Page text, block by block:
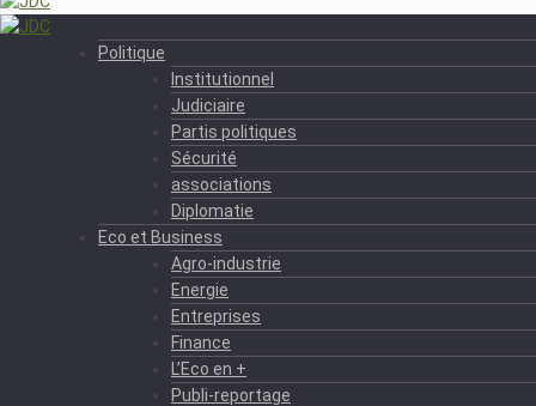
Politique
Institutionnel
Judiciaire
Partis politiques
Sécurité
associations
Diplomatie
Eco et Business
Agro-industrie
Energie
Entreprises
Finance
L’Eco en +
Publi-reportage